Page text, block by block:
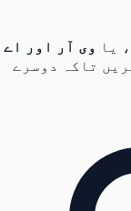
یا وی آر اور اے
تاکہ دوسرے